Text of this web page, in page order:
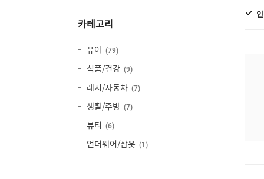
카테고리
유아 79
식품/건강 9
레저/자동차 7
생활/주방 7
뷰티 6
언더웨어/잠옷 1